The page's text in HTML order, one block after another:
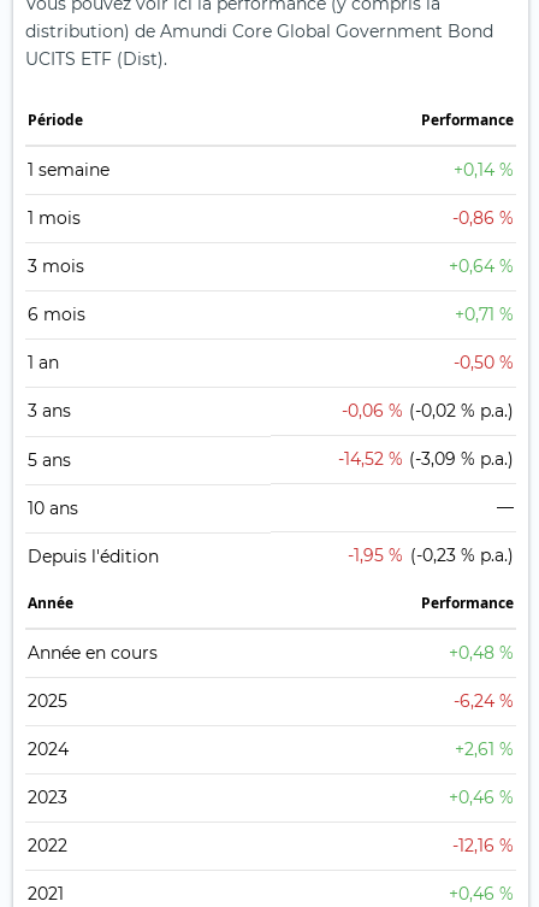
distribution) de Amundi Core Global Government Bond
UCITS ETF (Dist).
Période Performance
1 semaine +0,14 %
1 mois -0,86 %
3 mois +0,64 %
6 mois +0,71 %
1 an -0,50 %
3 ans -0,06 % (-0,02 % p.a.)
5 ans -14,52 % (-3,09 % p.a.)
10 ans —
Depuis l'édition -1,95 % (-0,23 % p.a.)
Année Performance
Année en cours +0,48 %
2025 -6,24 %
2024 +2,61 %
2023 +0,46 %
2022 -12,16 %
2021 +0,46 %